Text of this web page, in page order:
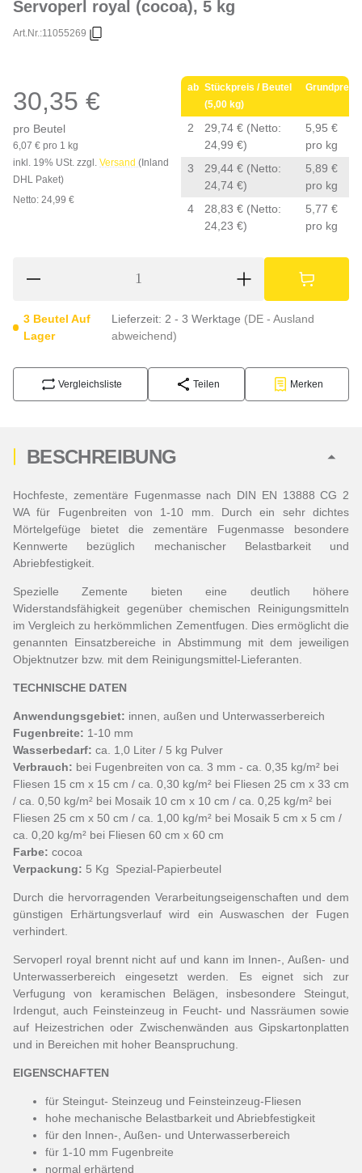
Servoperl royal (cocoa), 5 kg
Art.Nr.:11055269
30,35 €
pro Beutel
6,07 € pro 1 kg
inkl. 19% USt. zzgl. Versand (Inland
DHL Paket)
Netto: 24,99 €
ab Stückpreis / Beutel
(5,00 kg)
Grundpreis
2 29,74 € (Netto:
24,99 €)
5,95 €
pro kg
3
29,44 € (Netto:
24,74 €)
5,89 €
pro kg
4
28,83 € (Netto:
24,23 €)
5,77 €
pro kg
3 Beutel Auf
Lager
Lieferzeit: 2 - 3 Werktage (DE - Ausland
abweichend)
Vergleichsliste Teilen Merken
BESCHREIBUNG
Hochfeste, zementäre Fugenmasse nach DIN EN 13888 CG 2
WA für Fugenbreiten von 1-10 mm. Durch ein sehr dichtes
Mörtelgefüge bietet die zementäre Fugenmasse besondere
Kennwerte bezüglich mechanischer Belastbarkeit und
Abriebfestigkeit.
Spezielle Zemente bieten eine deutlich höhere
Widerstandsfähigkeit gegenüber chemischen Reinigungsmitteln
im Vergleich zu herkömmlichen Zementfugen. Dies ermöglicht die
genannten Einsatzbereiche in Abstimmung mit dem jeweiligen
Objektnutzer bzw. mit dem Reinigungsmittel-Lieferanten.
TECHNISCHE DATEN
Anwendungsgebiet: innen, außen und Unterwasserbereich
Fugenbreite: 1-10 mm
Wasserbedarf: ca. 1,0 Liter / 5 kg Pulver
Verbrauch: bei Fugenbreiten von ca. 3 mm - ca. 0,35 kg/m² bei
Fliesen 15 cm x 15 cm / ca. 0,30 kg/m² bei Fliesen 25 cm x 33 cm
/ ca. 0,50 kg/m² bei Mosaik 10 cm x 10 cm / ca. 0,25 kg/m² bei
Fliesen 25 cm x 50 cm / ca. 1,00 kg/m² bei Mosaik 5 cm x 5 cm /
ca. 0,20 kg/m² bei Fliesen 60 cm x 60 cm
Farbe: cocoa
Verpackung: 5 Kg Spezial-Papierbeutel
Durch die hervorragenden Verarbeitungseigenschaften und dem
günstigen Erhärtungsverlauf wird ein Auswaschen der Fugen
verhindert.
Servoperl royal brennt nicht auf und kann im Innen-, Außen- und
Unterwasserbereich eingesetzt werden. Es eignet sich zur
Verfugung von keramischen Belägen, insbesondere Steingut,
Irdengut, auch Feinsteinzeug in Feucht- und Nassräumen sowie
auf Heizestrichen oder Zwischenwänden aus Gipskartonplatten
und in Bereichen mit hoher Beanspruchung.
EIGENSCHAFTEN
für Steingut- Steinzeug und Feinsteinzeug-Fliesen
hohe mechanische Belastbarkeit und Abriebfestigkeit
für den Innen-, Außen- und Unterwasserbereich
für 1-10 mm Fugenbreite
normal erhärtend